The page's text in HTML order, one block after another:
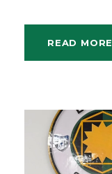
READ MORE